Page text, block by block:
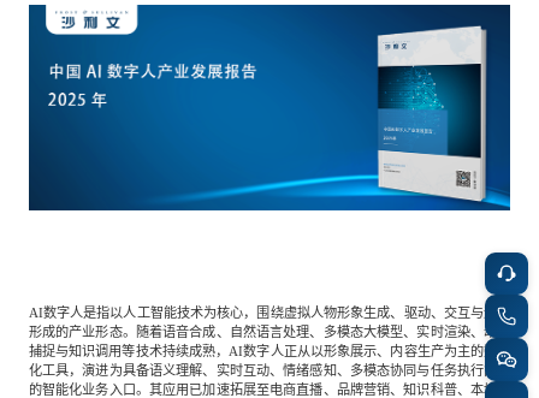
市场动态
双碳新能源 医疗与生命科学
半导体与芯片
公共服务 食品与饮料
资本市场顾问服务
传媒中心
媒体服务
公司介绍
加入我们
AI数字人是指以人工智能技术为核心，围绕虚拟人物形象生成、驱动、交互与运营
形成的产业形态。随着语音合成、自然语言处理、多模态大模型、实时渲染、动作
捕捉与知识调用等技术持续成熟，AI数字人正从以形象展示、内容生产为主的数字
化工具，演进为具备语义理解、实时互动、情绪感知、多模态协同与任务执行能力
的智能化业务入口。其应用已加速拓展至电商直播、品牌营销、知识科普、本地生